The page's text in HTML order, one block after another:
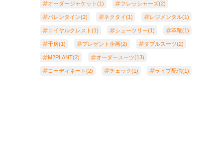
オーダージャケット(1) フレッシャーズ(2)
バレンタイン(2) ネクタイ(1) レジメンタル(1)
ロイヤルクレスト(1) シューツリー(1) 革靴(1)
千房(1) プレゼント企画(2) ダブルスーツ(2)
M2PLANT(2) オーダースーツ(13)
コーディネート(2) チェック(1) ライブ配信(1)